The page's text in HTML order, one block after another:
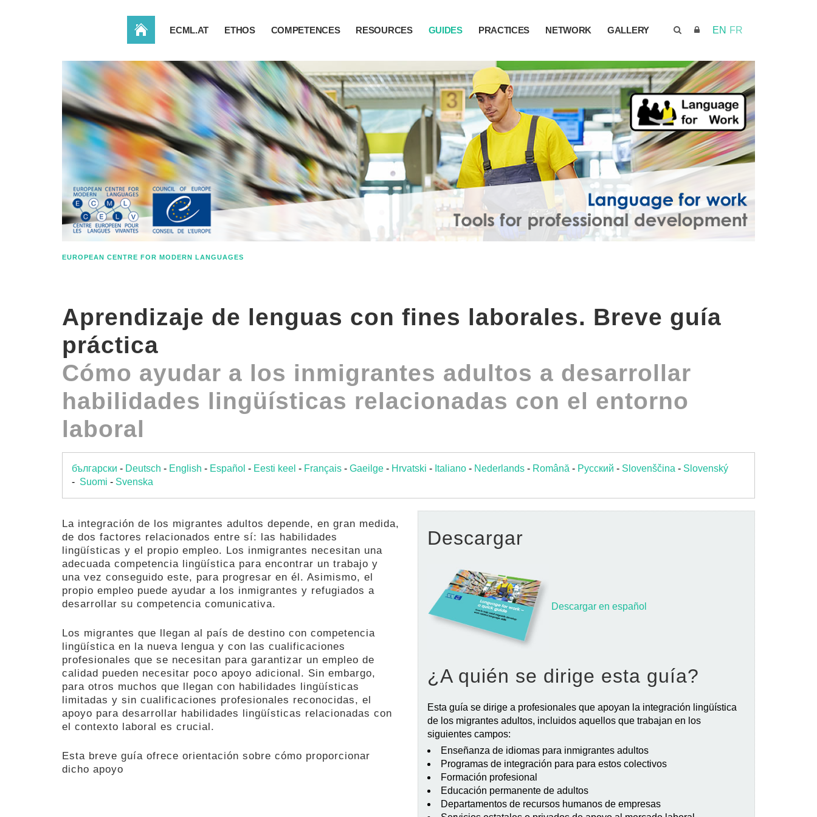
EN FR
HOME ECML.AT ETHOS COMPETENCES RESOURCES GUIDES PRACTICES NETWORK GALLERY
EUROPEAN CENTRE FOR MODERN LANGUAGES
Aprendizaje de lenguas con fines laborales. Breve guía
práctica
Cómo ayudar a los inmigrantes adultos a desarrollar
habilidades lingüísticas relacionadas con el entorno
laboral
български - Deutsch - English - Español - Eesti keel - Français - Gaeilge - Hrvatski - Italiano - Nederlands - Română - Pусский - Slovenščina - Slovenský
- Suomi - Svenska
La integración de los migrantes adultos depende, en gran medida,
de dos factores relacionados entre sí: las habilidades
lingüísticas y el propio empleo. Los inmigrantes necesitan una
adecuada competencia lingüística para encontrar un trabajo y
una vez conseguido este, para progresar en él. Asimismo, el
propio empleo puede ayudar a los inmigrantes y refugiados a
desarrollar su competencia comunicativa.
Los migrantes que llegan al país de destino con competencia
lingüística en la nueva lengua y con las cualificaciones
profesionales que se necesitan para garantizar un empleo de
calidad pueden necesitar poco apoyo adicional. Sin embargo,
para otros muchos que llegan con habilidades lingüísticas
limitadas y sin cualificaciones profesionales reconocidas, el
apoyo para desarrollar habilidades lingüísticas relacionadas con
el contexto laboral es crucial.
Esta breve guía ofrece orientación sobre cómo proporcionar
dicho apoyo
Descargar
Descargar en español
¿A quién se dirige esta guía?
Esta guía se dirige a profesionales que apoyan la integración lingüística
de los migrantes adultos, incluidos aquellos que trabajan en los
siguientes campos:
Enseñanza de idiomas para inmigrantes adultos
Programas de integración para para estos colectivos
Formación profesional
Educación permanente de adultos
Departamentos de recursos humanos de empresas